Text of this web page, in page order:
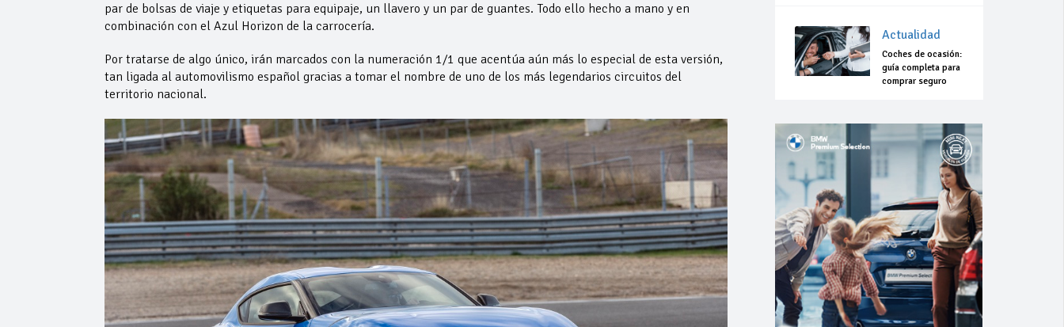
par de bolsas de viaje y etiquetas para equipaje, un llavero y un par de guantes. Todo ello hecho a mano y en
combinación con el Azul Horizon de la carrocería.
Por tratarse de algo único, irán marcados con la numeración 1/1 que acentúa aún más lo especial de esta versión,
tan ligada al automovilismo español gracias a tomar el nombre de uno de los más legendarios circuitos del
territorio nacional.
Actualidad
Coches de ocasión:
guía completa para
comprar seguro